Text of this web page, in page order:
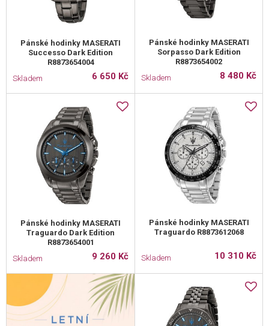
Pánské hodinky MASERATI
Successo Dark Edition
R8873654004
Skladem
6 650 Kč
Pánské hodinky MASERATI
Sorpasso Dark Edition
R8873654002
Skladem
8 480 Kč
Pánské hodinky MASERATI
Traguardo Dark Edition
R8873654001
Skladem
9 260 Kč
Pánské hodinky MASERATI
Traguardo R8873612068
Skladem 10 310 Kč